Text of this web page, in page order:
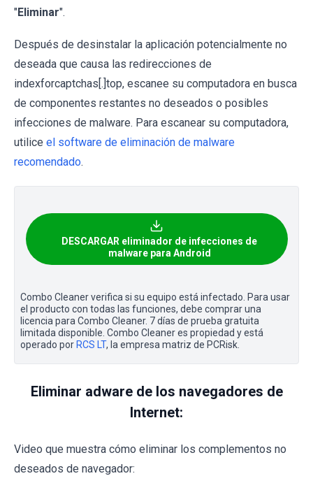
"Eliminar".
Después de desinstalar la aplicación potencialmente no
deseada que causa las redirecciones de
indexforcaptchas[.]top, escanee su computadora en busca
de componentes restantes no deseados o posibles
infecciones de malware. Para escanear su computadora,
utilice el software de eliminación de malware
recomendado.
DESCARGAR eliminador de infecciones de
malware para Android
Combo Cleaner verifica si su equipo está infectado. Para usar
el producto con todas las funciones, debe comprar una
licencia para Combo Cleaner. 7 días de prueba gratuita
limitada disponible. Combo Cleaner es propiedad y está
operado por RCS LT, la empresa matriz de PCRisk.
Eliminar adware de los navegadores de
Internet:
Video que muestra cómo eliminar los complementos no
deseados de navegador: